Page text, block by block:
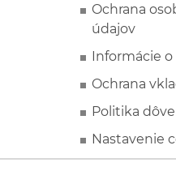
Ochrana
údajov
Informácie o
Ochrana
Politika
Nastavenie